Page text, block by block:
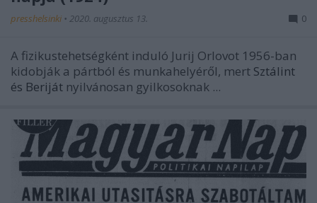
presshelsinki • 2020. augusztus 13. 0
A fizikustehetségként induló Jurij Orlovot 1956-ban
kidobják a pártból és munkahelyéről, mert Sztálint
és Beriját nyilvánosan gyilkosoknak ...